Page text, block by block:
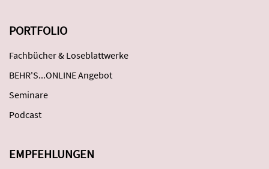
PORTFOLIO
Fachbücher & Loseblattwerke
BEHR'S...ONLINE Angebot
Seminare
Podcast
EMPFEHLUNGEN